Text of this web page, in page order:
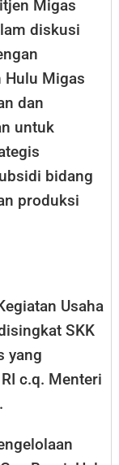
Migas
diskusi
Hulu Migas
dan
untuk
bidang
produksi
Usaha
SKK
yang
c.q. Menteri